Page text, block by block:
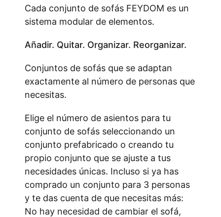
Cada conjunto de sofás FEYDOM es un
sistema modular de elementos.
Añadir. Quitar. Organizar. Reorganizar.
Conjuntos de sofás que se adaptan
exactamente al número de personas que
necesitas.
Elige el número de asientos para tu
conjunto de sofás seleccionando un
conjunto prefabricado o creando tu
propio conjunto que se ajuste a tus
necesidades únicas. Incluso si ya has
comprado un conjunto para 3 personas
y te das cuenta de que necesitas más:
No hay necesidad de cambiar el sofá,